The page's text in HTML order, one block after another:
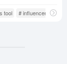
tool # influencer CRM